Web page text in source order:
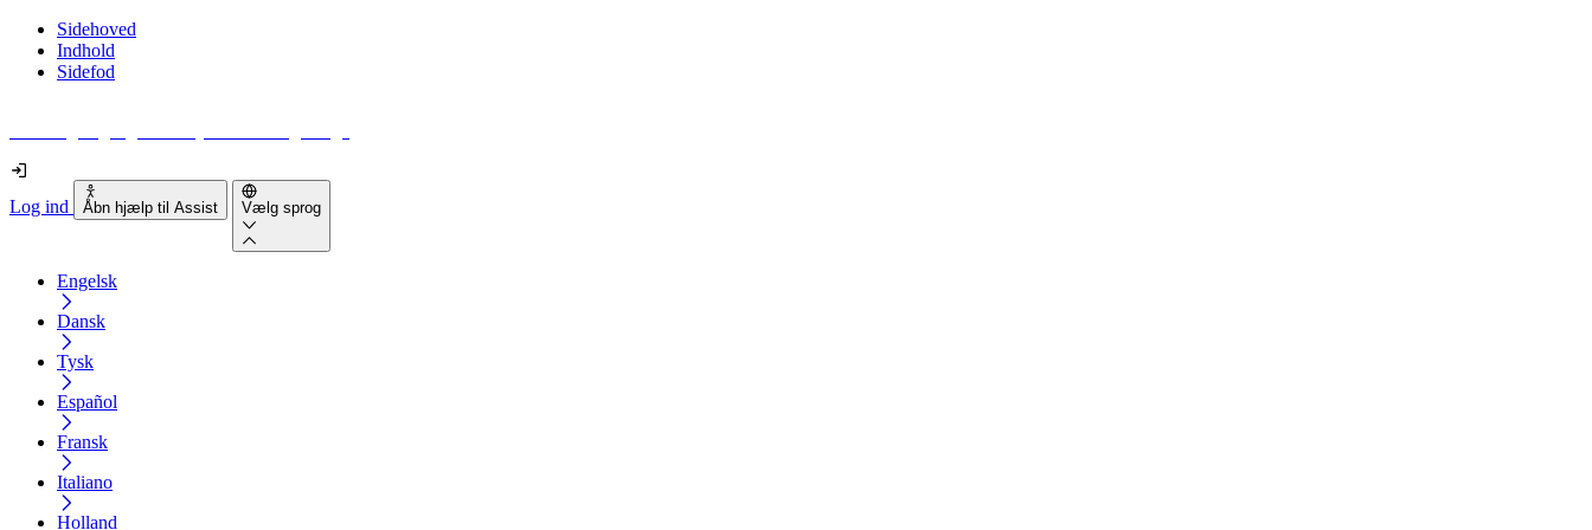
Sidehoved
Indhold
Sidefod
Log ind Åbn hjælp til Assist Vælg sprog
Engelsk
Dansk
Tysk
Español
Fransk
Italiano
Holland